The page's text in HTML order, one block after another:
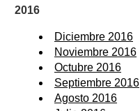
2016
Diciembre 2016
Noviembre 2016
Octubre 2016
Septiembre 2016
Agosto 2016